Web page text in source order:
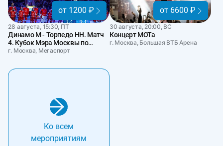
от 1200 ₽
28 августа, 15:30, ПТ
Динамо М - Торпедо НН. Матч
4. Кубок Мэра Москвы по
хоккею
г. Москва, Мегаспорт
от 6600 ₽
30 августа, 20:00, ВС
Концерт МОТа
г. Москва, Большая ВТБ Арена
Ко всем
мероприятиям